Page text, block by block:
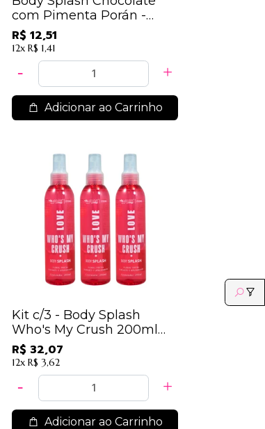
com Pimenta Porán -
PR301
R$ 12,51
12x R$ 1,41
Adicionar ao Carrinho
Kit c/3 - Body Splash
Who's My Crush 200ml
Max Love / 10,69
R$ 32,07
12x R$ 3,62
Adicionar ao Carrinho